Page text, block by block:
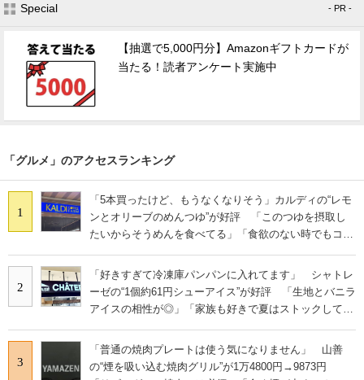
Special - PR -
【抽選で5,000円分】Amazonギフトカードが
当たる！読者アンケート実施中
「グルメ」のアクセスランキング
1
「5本買ったけど、もうなくなりそう」カルディの“レモ
ンとオリーブのめんつゆ”が好評 「このつゆを摂取し
たいからそうめんを食べてる」「食欲のない時でもコレ
2
「好きすぎて冷凍庫パンパンに入れてます」 シャトレ
ーゼの“1個約61円シューアイス”が好評 「生地とバニラ
アイスの相性が◎」「家族も好きで夏はストックして
3
「普通の焼肉プレートは使う気になりません」 山善
の“煙を吸い込む焼肉グリル”が1万4800円→9873円